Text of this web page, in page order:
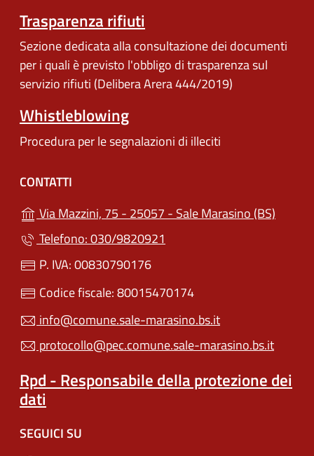
Trasparenza rifiuti
Sezione dedicata alla consultazione dei documenti
per i quali è previsto l'obbligo di trasparenza sul
servizio rifiuti (Delibera Arera 444/2019)
Whistleblowing
Procedura per le segnalazioni di illeciti
CONTATTI
Via Mazzini, 75 - 25057 - Sale Marasino (BS)
Telefono: 030/9820921
P. IVA: 00830790176
Codice fiscale: 80015470174
info@comune.sale-marasino.bs.it
protocollo@pec.comune.sale-marasino.bs.it
Rpd - Responsabile della protezione dei
dati
SEGUICI SU